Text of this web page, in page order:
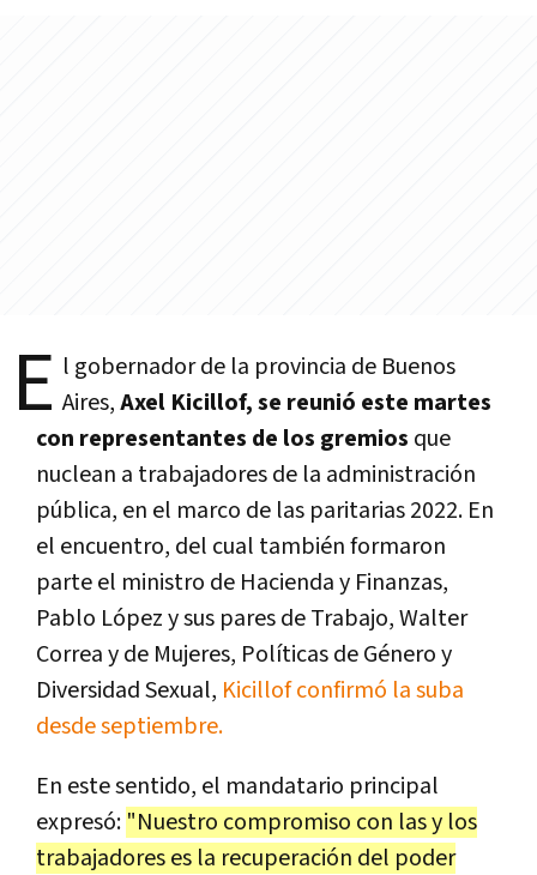
E l gobernador de la provincia de Buenos
Aires,Axel Kicillof, se reunió este martes
con representantes de los gremios que
nuclean a trabajadores de la administración
pública, en el marco de las paritarias 2022. En
el encuentro, del cual también formaron
parte el ministro de Hacienda y Finanzas,
Pablo López y sus pares de Trabajo, Walter
Correa y de Mujeres, Políticas de Género y
Diversidad Sexual, Kicillof confirmó la suba
desde septiembre.
En este sentido, el mandatario principal
expresó: "Nuestro compromiso con las y los
trabajadores es la recuperación del poder